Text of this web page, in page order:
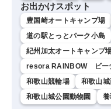
お出かけスポット
豊国崎オートキャンプ場
道の駅とっとパーク小島
紀州加太オートキャンプ
resora RAINBOW ビー
和歌山競輪場
和歌山城
和歌山城公園動物園
養